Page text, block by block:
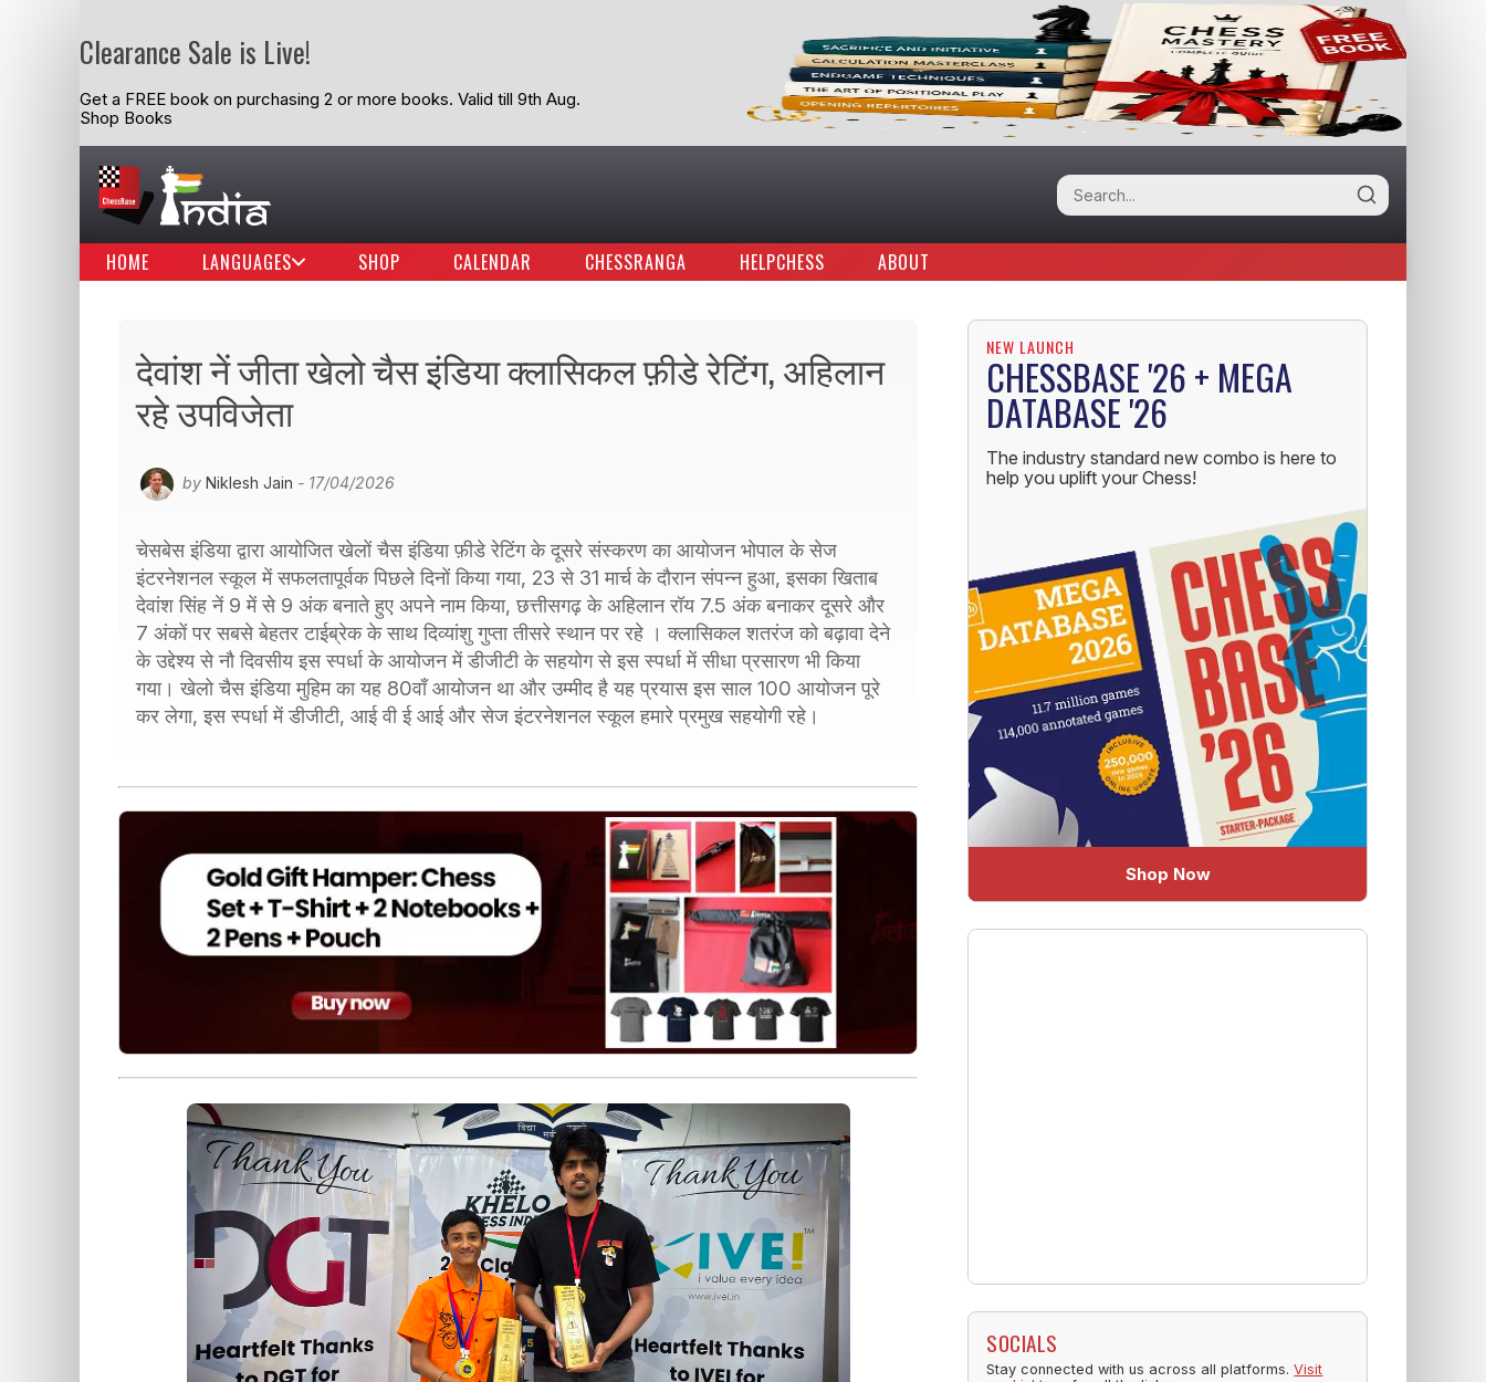
Clearance Sale is Live!
Get a FREE book on purchasing 2 or more books. Valid till 9th Aug.
Shop Books
HOME LANGUAGES SHOP CALENDAR CHESSRANGA HELPCHESS ABOUT
देवांश नें जीता खेलो चैस इंडिया क्लासिकल फ़ीडे रेटिंग, अहिलान
रहे उपविजेता
by Niklesh Jain - 17/04/2026
चेसबेस इंडिया द्वारा आयोजित खेलों चैस इंडिया फ़ीडे रेटिंग के दूसरे संस्करण का आयोजन भोपाल के सेज
इंटरनेशनल स्कूल में सफलतापूर्वक पिछले दिनों किया गया, 23 से 31 मार्च के दौरान संपन्न हुआ, इसका खिताब
देवांश सिंह नें 9 में से 9 अंक बनाते हुए अपने नाम किया, छत्तीसगढ़ के अहिलान रॉय 7.5 अंक बनाकर दूसरे और
7 अंकों पर सबसे बेहतर टाईब्रेक के साथ दिव्यांशु गुप्ता तीसरे स्थान पर रहे । क्लासिकल शतरंज को बढ़ावा देने
के उद्देश्य से नौ दिवसीय इस स्पर्धा के आयोजन में डीजीटी के सहयोग से इस स्पर्धा में सीधा प्रसारण भी किया
गया। खेलो चैस इंडिया मुहिम का यह 80वाँ आयोजन था और उम्मीद है यह प्रयास इस साल 100 आयोजन पूरे
कर लेगा, इस स्पर्धा में डीजीटी, आई वी ई आई और सेज इंटरनेशनल स्कूल हमारे प्रमुख सहयोगी रहे।
NEW LAUNCH
CHESSBASE '26 + MEGA
DATABASE '26
The industry standard new combo is here to
help you uplift your Chess!
Shop Now
SOCIALS
Stay connected with us across all platforms.Visit